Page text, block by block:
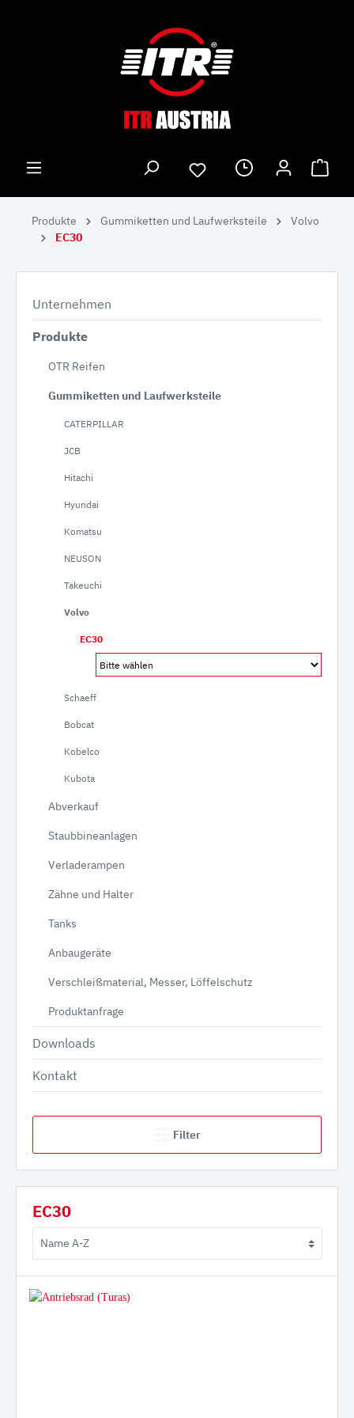
Produkte Gummiketten und Laufwerksteile
Volvo
EC30
Unternehmen
Produkte
OTR Reifen
Gummiketten und Laufwerksteile
CATERPILLAR
JCB
Hitachi
Hyundai
Komatsu
NEUSON
Takeuchi
Volvo
EC30
Schaeff
Bobcat
Kobelco
Kubota
Abverkauf
Staubbineanlagen
Verladerampen
Zähne und Halter
Tanks
Anbaugeräte
Verschleißmaterial, Messer, Löffelschutz
Produktanfrage
Downloads
Kontakt
Filter
EC30